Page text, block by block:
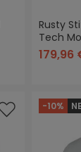
Rusty
Tech
179,96
-10%